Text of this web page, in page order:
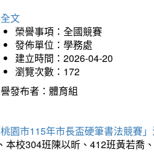
文
榮譽事項：全國競賽
發佈單位：學務處
建立時間：2026-04-20
瀏覽次數：172
發布者：體育組
園市115年市長盃硬筆書法競賽
本校304班陳以昕、412班黃若喬